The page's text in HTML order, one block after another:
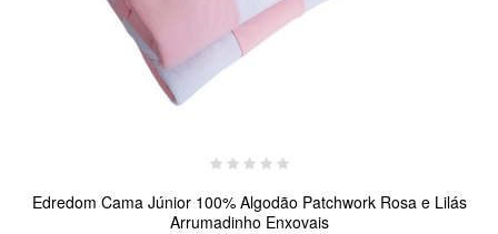
Edredom Cama Júnior 100% Algodão Patchwork Rosa e Lilás
Arrumadinho Enxovais